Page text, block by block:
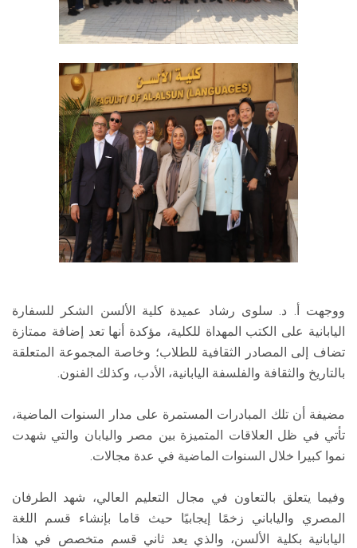
ووجهت أ. د. سلوى رشاد عميدة كلية الألسن الشكر للسفارة
اليابانية على الكتب المهداة للكلية، مؤكدة أنها تعد إضافة ممتازة
تضاف إلى المصادر الثقافية للطلاب؛ وخاصة المجموعة المتعلقة
بالتاريخ والثقافة والفلسفة اليابانية، الأدب، وكذلك الفنون.
مضيفة أن تلك المبادرات المستمرة على مدار السنوات الماضية،
تأتي في ظل العلاقات المتميزة بين مصر واليابان والتي شهدت
نموا كبيرا خلال السنوات الماضية في عدة مجالات.
وفيما يتعلق بالتعاون في مجال التعليم العالي، شهد الطرفان
المصري والياباني زخمًا إيجابيًا حيث قاما بإنشاء قسم اللغة
اليابانية بكلية الألسن، والذي يعد ثاني قسم متخصص في هذا